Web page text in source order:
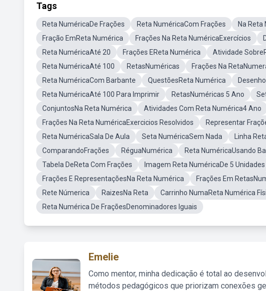
Tags
Reta NuméricaDe Frações Reta NuméricaCom Frações Na Reta
Fração EmReta Numérica
Frações Na Reta NuméricaExercícios
Reta NuméricaAté 20
Frações EReta Numérica Atividade
Reta NuméricaAté 100
RetasNuméricas Frações Na
Reta NuméricaCom Barbante
QuestõesReta Numérica
Reta NuméricaAté 100 Para Imprimir
RetasNuméricas 5 Ano
ConjuntosNa Reta Numérica
Atividades Com Reta Numérica4 Ano
Frações Na Reta NuméricaExercicios Resolvidos
Representar
Reta NuméricaSala De Aula
Seta NuméricaSem Nada Linha
ComparandoFrações
RéguaNumérica Reta NuméricaUsando
Tabela DeReta Com Frações
Imagem Reta NuméricaDe 5 Unidades
Frações E RepresentaçõesNa Reta Numérica
Frações Em
Rete Númerica
RaizesNa Reta Carrinho NumaReta Numérica
Reta Numérica De FraçõesDenominadores Iguais
Emelie
Como mentor, minha dedicação é total ao
métodos pedagógicos que priorizam conexões